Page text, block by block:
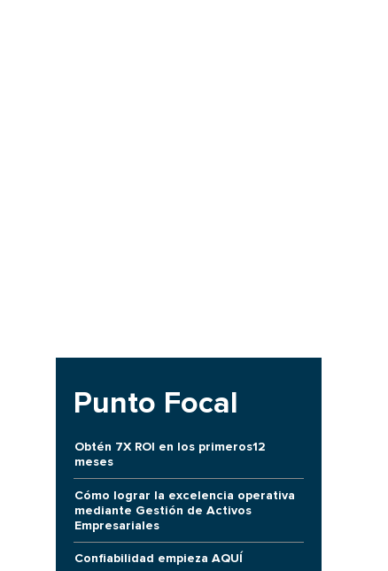
Punto Focal
Obtén 7X ROI en los primeros12
meses
Cómo lograr la excelencia operativa
mediante Gestión de Activos
Empresariales
Confiabilidad empieza AQUÍ